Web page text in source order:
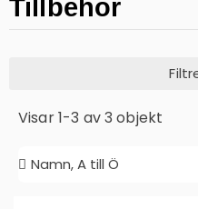
Tillbehör
Visar 1-3 av 3 objekt